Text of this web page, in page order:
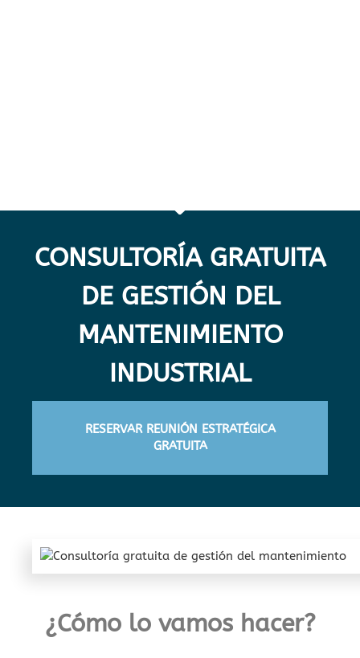
CONSULTORÍA GRATUITA
DE GESTIÓN DEL
MANTENIMIENTO
INDUSTRIAL
RESERVAR REUNIÓN ESTRATÉGICA
GRATUITA
¿Cómo lo vamos hacer?